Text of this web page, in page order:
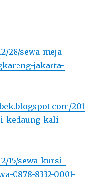
28/sewa-meja-
jakarta-
201
kedaung-kali-
15/sewa-kursi-
0878-8332-0001-